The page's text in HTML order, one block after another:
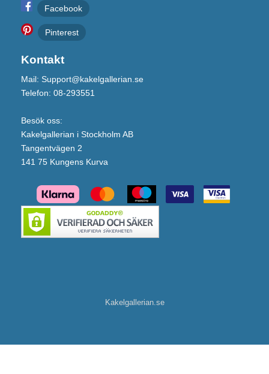
Facebook
Pinterest
Kontakt
Mail: Support@kakelgallerian.se
Telefon: 08-293551
Besök oss:
Kakelgallerian i Stockholm AB
Tangentvägen 2
141 75 Kungens Kurva
Kakelgallerian.se